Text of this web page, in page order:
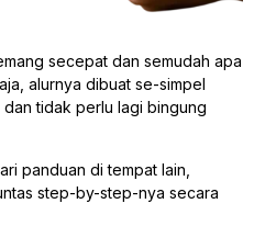
secepat dan semudah apa
alurnya dibuat se-simpel
tidak perlu lagi bingung
panduan di tempat lain,
step-by-step-nya secara